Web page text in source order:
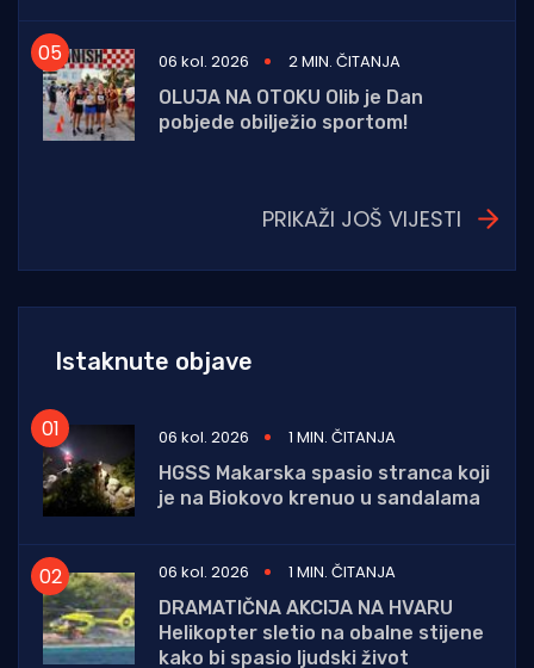
06 kol. 2026
2 MIN. ČITANJA
OLUJA NA OTOKU Olib je Dan
pobjede obilježio sportom!
PRIKAŽI JOŠ VIJESTI
Istaknute objave
06 kol. 2026
1 MIN. ČITANJA
HGSS Makarska spasio stranca koji
je na Biokovo krenuo u sandalama
06 kol. 2026
1 MIN. ČITANJA
DRAMATIČNA AKCIJA NA HVARU
Helikopter sletio na obalne stijene
kako bi spasio ljudski život